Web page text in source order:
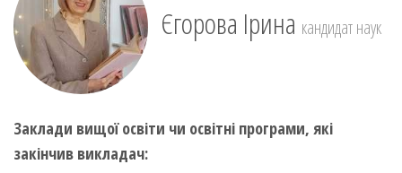
Єгорова Ірина кандидат наук
Заклади вищої освіти чи освітні програми, які
закінчив викладач: